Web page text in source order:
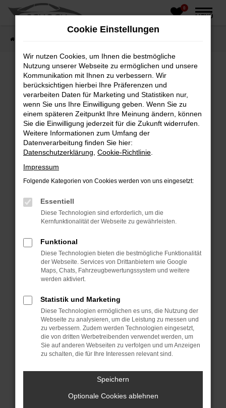
Zum
0
MENÜ
Fehler: Network Error
Beim Laden ist ein Fehler aufgetreten.
Hier sind ein paar Tipps, die dir helfen können:
Überprüfe deine Firewall und deine
Internetverbindung.
Laden andere Webseiten, zum Beispiel deine
Suchmaschine?
Prüfe deine Browsererweiterungen.
können das Laden bestimmter Seiten
verhindern. Funktioniert die Seite in einem
Fenster?
Starte dein Gerät neu.
Das kann manchmal helfen, vorübergehende
Probleme zu beheben.
Betriebssystem auf dem neuesten Stand
sind.
Veraltete Software birgt nicht nur ein
Sicherheitsrisiko, sondern kann auch dazu
führen, dass bestimmte Funktionen nicht mehr
unterstützt werden.
Wende dich an den Webseitenbetreiber.
Wenn du alle oben genannten Schritte versucht
hast, kontaktiere uns bitte. Wir werden
Cookie Einstellungen
Wir nutzen Cookies, um Ihnen die bestmögliche
Nutzung unserer Webseite zu ermöglichen und unsere
Kommunikation mit Ihnen zu verbessern. Wir
berücksichtigen hierbei Ihre Präferenzen und
verarbeiten Daten für Marketing und Statistiken nur,
wenn Sie uns Ihre Einwilligung geben. Wenn Sie zu
einem späteren Zeitpunkt Ihre Meinung ändern, können
Sie die Einwilligung jederzeit für die Zukunft widerrufen.
Weitere Informationen zum Umfang der
Datenverarbeitung finden Sie hier:
Datenschutzerklärung Cookie-Richtlinie
Impressum
Folgende Kategorien von Cookies werden von uns eingesetzt:
Essentiell
Diese Technologien sind erforderlich, um die
Kernfunktionalität der Webseite zu gewährleisten.
Funktional
Diese Technologien bieten die bestmögliche Funktionalität
der Webseite. Services von Drittanbietern wie Google
Maps, Chats, Fahrzeugbewertungssystem und weitere
werden aktiviert.
Statistik und Marketing
Diese Technologien ermöglichen es uns, die Nutzung der
Webseite zu analysieren, um die Leistung zu messen und
zu verbessern. Zudem werden Technologien eingesetzt,
die von dritten Werbetreibenden verwendet werden, um
Sie auf anderen Webseiten zu verfolgen und um Anzeigen
zu schalten, die für Ihre Interessen relevant sind.
Speichern
Optionale Cookies ablehnen